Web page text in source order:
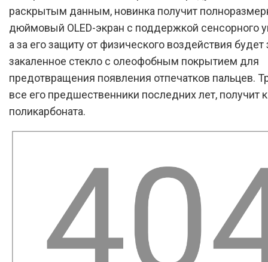
раскрытым данным, новинка получит
дюймовый OLED-экран с поддержкой сенсорного
а за его защиту от физического воздействия
закаленное стекло с олеофобным покрытием для
предотвращения появления отпечатков пальцев.
все его предшественники последних лет, получит
поликарбоната.